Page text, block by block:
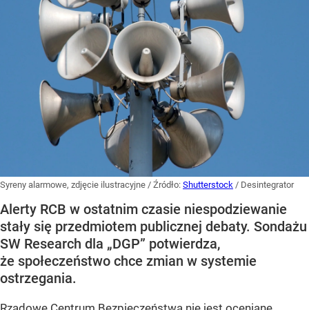
Syreny alarmowe, zdjęcie ilustracyjne / Źródło: Shutterstock / Desintegrator
Alerty RCB w ostatnim czasie niespodziewanie
stały się przedmiotem publicznej debaty. Sondażu
SW Research dla „DGP” potwierdza,
że społeczeństwo chce zmian w systemie
ostrzegania.